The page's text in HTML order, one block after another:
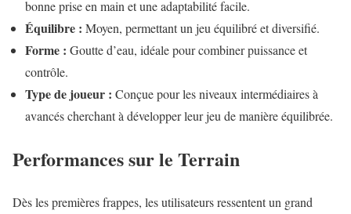
bonne prise en main et une adaptabilité facile.
Équilibre : Moyen, permettant un jeu équilibré et diversifié.
Forme : Goutte d’eau, idéale pour combiner puissance et
contrôle.
Type de joueur : Conçue pour les niveaux intermédiaires à
avancés cherchant à développer leur jeu de manière équilibrée.
Performances sur le Terrain
Dès les premières frappes, les utilisateurs ressentent un grand